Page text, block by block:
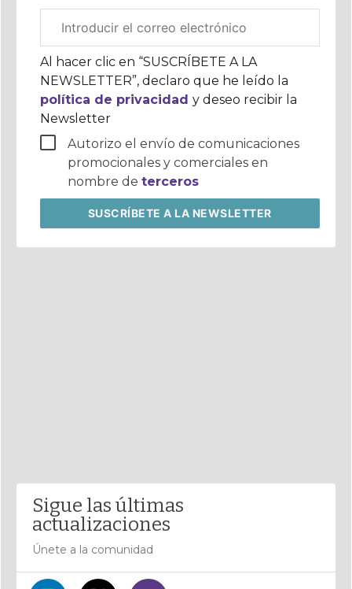
electrónico
corporativo
Al hacer clic en “SUSCRÍBETE A LA
NEWSLETTER”, declaro que he leído la
política de privacidad y deseo recibir la
Newsletter
Autorizo el envío de comunicaciones
promocionales y comerciales en
nombre de terceros
SUSCRÍBETEA LA NEWSLETTER
Sigue las últimas
actualizaciones
Únete a la comunidad